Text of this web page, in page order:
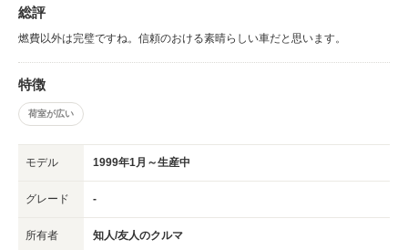
総評
燃費以外は完璧ですね。信頼のおける素晴らしい車だと思います。
特徴
荷室が広い
モデル 1999年1月～生産中
グレード -
所有者 知人/友人のクルマ